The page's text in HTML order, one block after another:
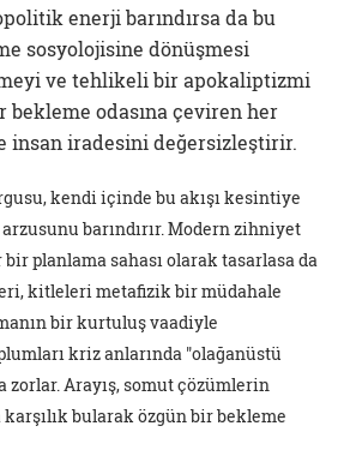
enerji barındırsa da bu
sosyolojisine dönüşmesi
ve tehlikeli bir apokaliptizmi
bekleme odasına çeviren her
insan iradesini değersizleştirir.
kendi içinde bu akışı kesintiye
barındırır. Modern zihniyet
planlama sahası olarak tasarlasa da
kitleleri metafizik bir müdahale
bir kurtuluş vaadiyle
kriz anlarında "olağanüstü
zorlar. Arayış, somut çözümlerin
bularak özgün bir bekleme